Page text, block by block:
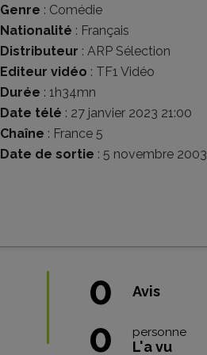
Genre : Comédie
Nationalité : Français
Distributeur : ARP Sélection
Editeur vidéo : TF1 Vidéo
Durée : 1h34mn
Date télé : 27 janvier 2023 21:00
Chaîne : France 5
Date de sortie : 5 novembre 2003
0 Avis
0 personne
L'a vu